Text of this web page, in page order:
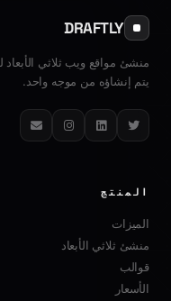
DRAFTLY
منشئ مواقع ويب ثلاثي
يتم إنشاؤه من موجه واحد.
تويتر لينكدإنإنستغرام
البريد
المنتج
الميزات
منشئ ثلاثي الأبعاد
قوالب
الأسعار